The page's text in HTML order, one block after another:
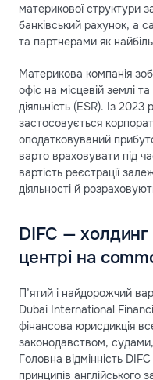
материкової структури
банківський рахунок, а
та партнерами як
Материкова компанія
офіс на місцевій землі
діяльність (ESR). Із
застосовується
оподатковуваний
варто враховувати під
вартість реєстрації
діяльності й
DIFC —
центрі на
П’ятий і найдорожчий
Dubai International
фінансова юрисдикція
законодавством,
Головна відмінність
принципів англійського